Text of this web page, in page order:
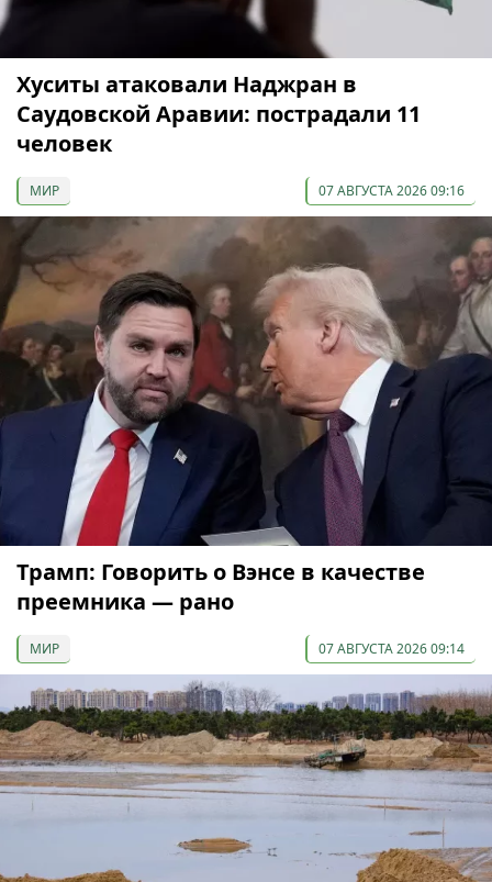
Хуситы атаковали Наджран в
Саудовской Аравии: пострадали 11
человек
МИР 07 АВГУСТА 2026 09:16
Трамп: Говорить о Вэнсе в качестве
преемника — рано
МИР 07 АВГУСТА 2026 09:14